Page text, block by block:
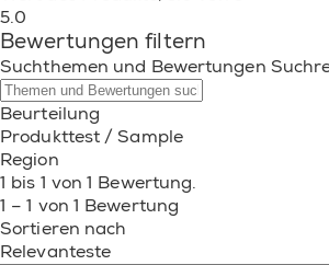
5.0
Bewertungen filtern
Suchthemen und Bewertungen
Beurteilung
Produkttest / Sample
Region
1 bis 1 von 1 Bewertung.
1 – 1 von 1 Bewertung
Sortieren nach
Relevanteste